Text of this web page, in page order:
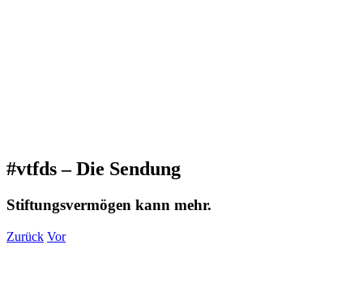
#vtfds – Die Sendung
Stiftungsvermögen kann mehr.
Zurück Vor